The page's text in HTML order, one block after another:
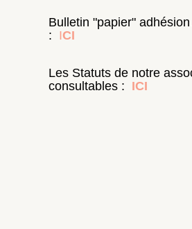
Bulletin "papier"
: ICI
Les Statuts de notre
consultables : ICI